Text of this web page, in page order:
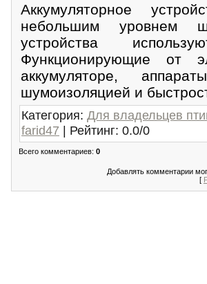
Аккумуляторное
небольшим уровнем
устройства
Функционирующие от
аккумуляторе,
шумоизоляцией и
Категория: Для владельцев
farid47 | Рейтинг: 0.0/0
Всего комментариев: 0
Добавлять комментарии
[